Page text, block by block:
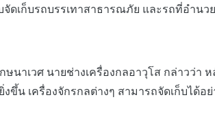
ดเก็บรถบรรเทาสาธารณภัย และรถที่อำ
วศ นายช่างเครื่องกลอาวุโส กล่าวว่า ห
ขึ้น เครื่องจักรกลต่างๆ สามารถจัดเก็บได้